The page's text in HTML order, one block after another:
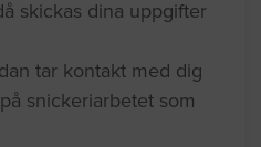
skickas dina uppgifter
tar kontakt med dig
snickeriarbetet som